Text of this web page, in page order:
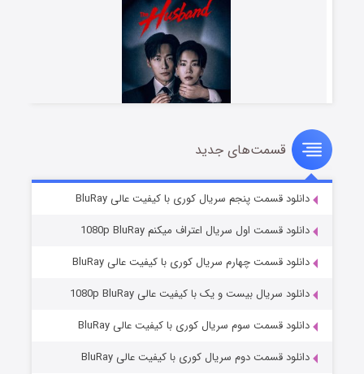
قسمت۸ (زیرنویس) منتشر شد
عملیات آپارتمان
قسمت‌های جدید
دانلود قسمت پنجم سریال کوری با کیفیت عالی BluRay
دانلود قسمت اول سریال اعتراف میکنم 1080p BluRay
دانلود قسمت چهارم سریال کوری با کیفیت عالی BluRay
دانلود سریال بیست و یک با کیفیت عالی 1080p BluRay
دانلود قسمت سوم سریال کوری با کیفیت عالی BluRay
دانلود قسمت دوم سریال کوری با کیفیت عالی BluRay